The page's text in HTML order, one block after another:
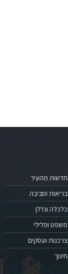
חדשות מהעיר
בריאות וסביבה
כלכלה ונדלן
משפט ופלילי
צרכנות ועסקים
חינוך